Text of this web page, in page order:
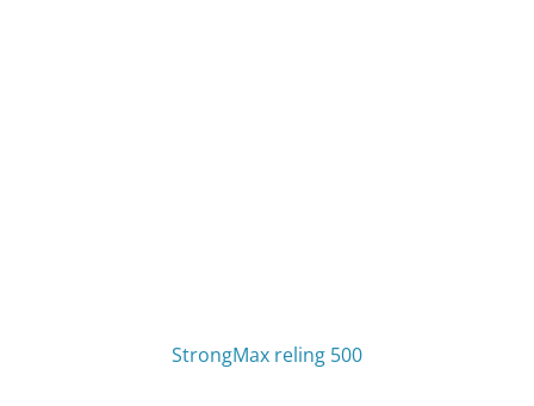
StrongMax reling 500